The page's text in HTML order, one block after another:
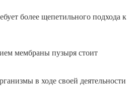
более щепетильного подхода к
мембраны пузыря стоит
в ходе своей деятельности